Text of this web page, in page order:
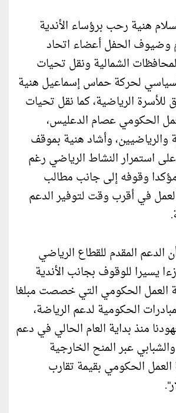
هنية رحب برؤساء الأندية
وضيوف الحفل أعضاء اتحاد
الشمالية ونقل تحيات
لحركة حماس إسماعيل هنية
للأسرة الرياضية، كما نقل تحيات
الحكومي عصام الدعليس،
والرياضيين، وأشاد هنية بموقف
استمرار النشاط الرياضي رغم
مؤكدا وقوفه إلى جانب مطالب
في أقرب وقت لتوفير الدعم
الدعم المقدم للقطاع الرياضي
يسيرا للوقوف بجانب الأندية
العمل الحكومي التي خصصت مبلغا
الحكومية لدعم الرياضة،
منذ بداية العام الحالي في دعم
عبر المنح الخارجية
الحكومي بقيمة تقارب